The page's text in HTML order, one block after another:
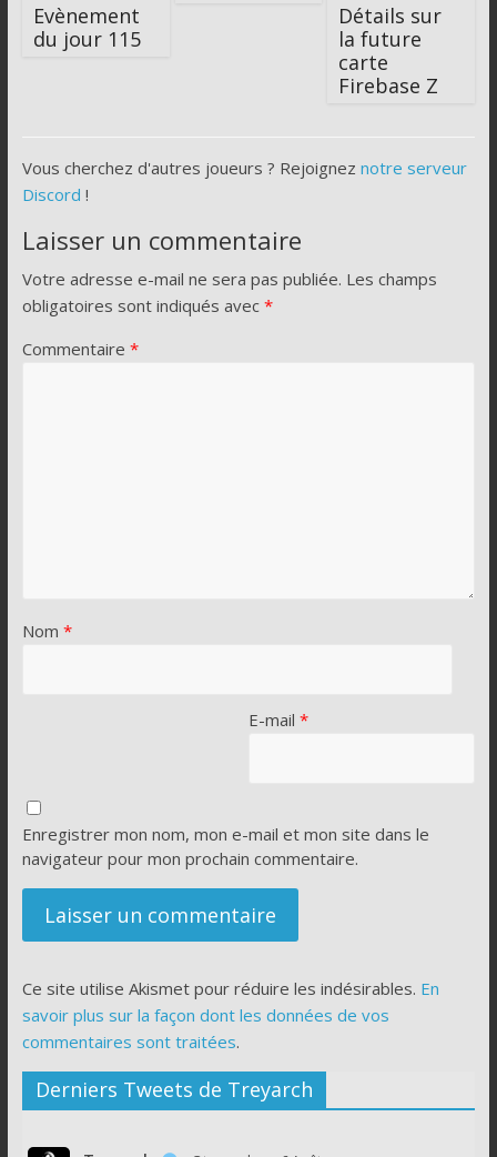
Evènement
du jour 115
Détails sur
la future
carte
Firebase Z
Vous cherchez d'autres joueurs ? Rejoignez notre serveur
Discord !
Laisser un commentaire
Votre adresse e-mail ne sera pas publiée. Les champs
obligatoires sont indiqués avec *
Commentaire *
Nom *
E-mail *
Enregistrer mon nom, mon e-mail et mon site dans le
navigateur pour mon prochain commentaire.
Ce site utilise Akismet pour réduire les indésirables. En
savoir plus sur la façon dont les données de vos
commentaires sont traitées.
Derniers Tweets de Treyarch